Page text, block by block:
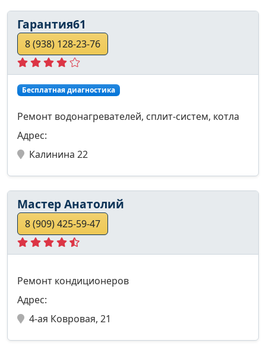
Гарантия61
8 (938) 128-23-76
Бесплатная диагностика
Ремонт водонагревателей, сплит-систем, котла
Адрес:
Калинина 22
Мастер Анатолий
8 (909) 425-59-47
Ремонт кондиционеров
Адрес:
4-ая Ковровая, 21